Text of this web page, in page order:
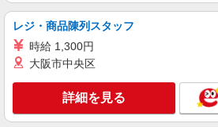
派遣社員
セントスタッフ株式会社 名古屋支店（
・時給：1,250円
※給与幅は経験・能力
愛知県名古屋市千種
レジ・商品陳列スタッフ
時給 1,300円
大阪市中央区
詳細を見る